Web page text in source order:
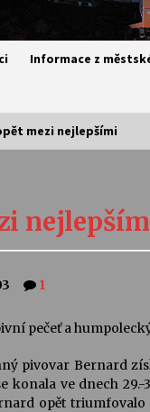
Informace z
festival
7.–1. 8.
Rufus
mezi nejlepšími
1
pečeť a
pivovar Bernard
konala ve dnech
opět